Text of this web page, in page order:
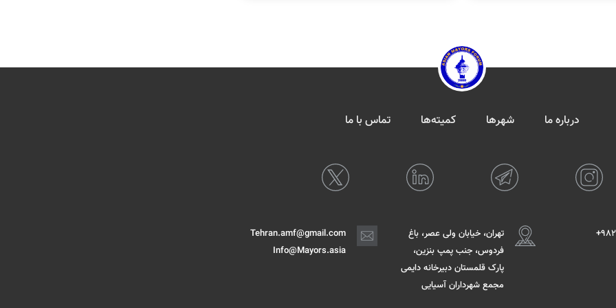
درباره ما شهرها کمیته‌ها تماس با ما
تهران، خیابان ولی عصر، باغ
فردوس، جنب پمپ بنزین،
پارک قلمستان دبیرخانه دایمی
مجمع شهرداران آسیایی
Tehran.amf@gmail.com
Info@Mayors.asia